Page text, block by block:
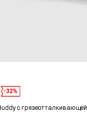
-32%
с грязеотталкивающей